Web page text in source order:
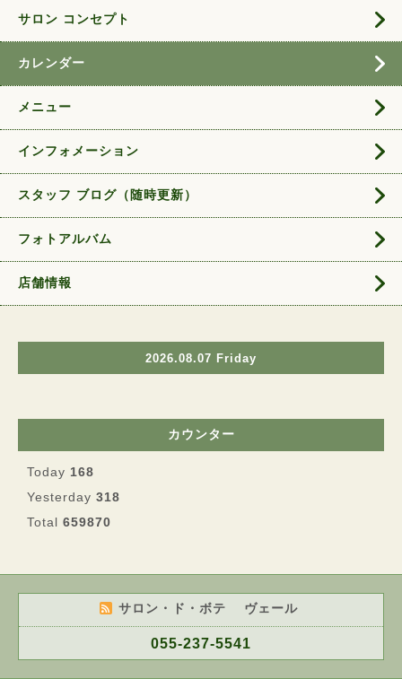
サロン コンセプト
カレンダー
メニュー
インフォメーション
スタッフ ブログ（随時更新）
フォトアルバム
店舗情報
2026.08.07 Friday
カウンター
Today 168
Yesterday 318
Total 659870
サロン・ド・ボテ ヴェール
055-237-5541